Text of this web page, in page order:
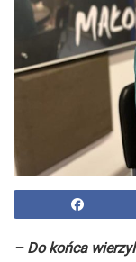
– Do końca